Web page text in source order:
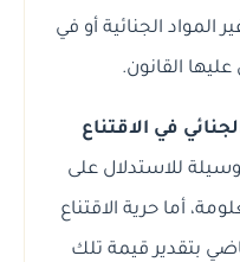
المواد الجنائية أو في
القانون.
في الاقتناع
للاستدلال على
أما حرية الاقتناع
بتقدير قيمة تلك